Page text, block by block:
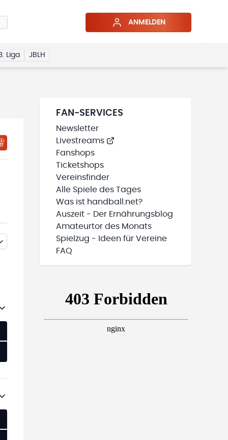
ANMELDEN
Liga JBLH
WIRD GELADEN
TEAMS“ HINZUFÜGEN
FAN-SERVICES
Newsletter
Livestreams
Fanshops
Ticketshops
Vereinsfinder
Alle Spiele des Tages
Was ist handball.net?
Auszeit - Der Ernährungsblog
Amateurtor des Monats
Spielzug - Ideen für Vereine
FAQ